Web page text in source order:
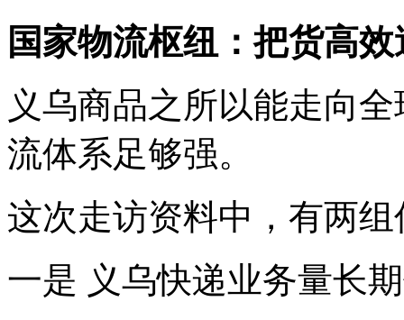
国家物流枢纽：把货高
义乌商品之所以能走向
流体系足够强。
这次走访资料中，有两
一是 义乌快递业务量长